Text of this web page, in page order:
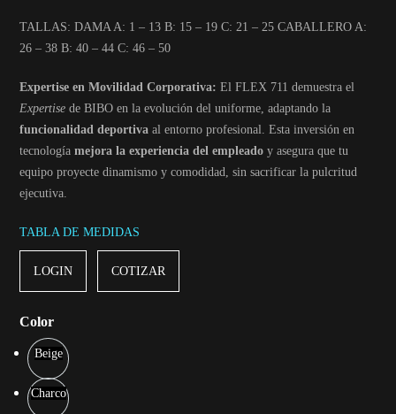
TALLAS: DAMA A: 1 – 13 B: 15 – 19 C: 21 – 25 CABALLERO A:
26 – 38 B: 40 – 44 C: 46 – 50
Expertise en Movilidad Corporativa: El FLEX 711 demuestra el
Expertise de BIBO en la evolución del uniforme, adaptando la
funcionalidad deportiva al entorno profesional. Esta inversión en
tecnologíamejora la experiencia del empleado y asegura que tu
equipo proyecte dinamismo y comodidad, sin sacrificar la pulcritud
ejecutiva.
TABLA DE MEDIDAS
LOGIN COTIZAR
Color
Beige
Charco